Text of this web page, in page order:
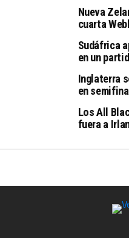
Nueva
cuarta
Sudáfrica
en un
Inglaterra
en
Los All
fuera a